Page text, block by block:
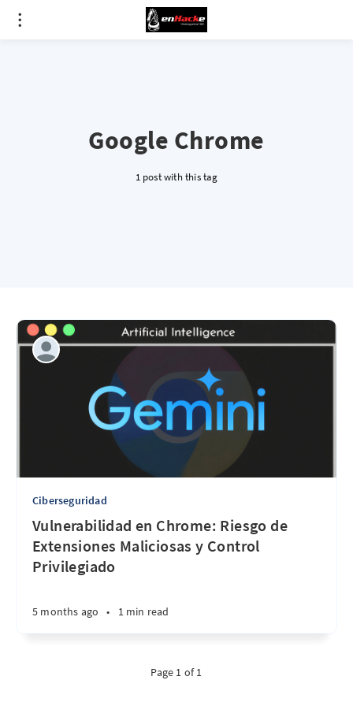
Google Chrome
1 post with this tag
Ciberseguridad
Vulnerabilidad en Chrome: Riesgo de
Extensiones Maliciosas y Control
Privilegiado
5 months ago • 1 min read
Page 1 of 1